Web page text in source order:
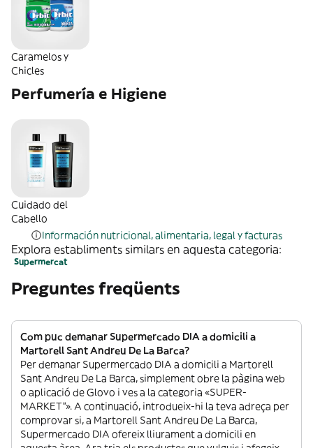
Caramelos y
Chicles
Perfumería e Higiene
Cuidado del
Cabello
Información nutricional, alimentaria, legal y facturas
Explora establiments similars en aquesta categoria:
Supermercat
Preguntes freqüents
Com puc demanar Supermercado DIA a domicili a
Martorell Sant Andreu De La Barca?
Per demanar Supermercado DIA a domicili a Martorell
Sant Andreu De La Barca, simplement obre la pàgina web
o aplicació de Glovo i ves a la categoria «SUPER-
MARKET”». A continuació, introdueix-hi la teva adreça per
comprovar si, a Martorell Sant Andreu De La Barca,
Supermercado DIA ofereix lliurament a domicili en